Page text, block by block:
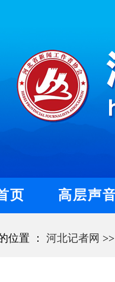
页 高层声
位置 ： 河北记者网 >>